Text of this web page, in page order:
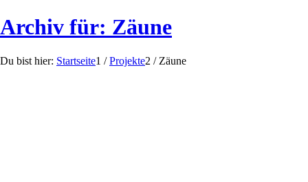
Archiv für: Zäune
Du bist hier: Startseite1 / Projekte2 / Zäune